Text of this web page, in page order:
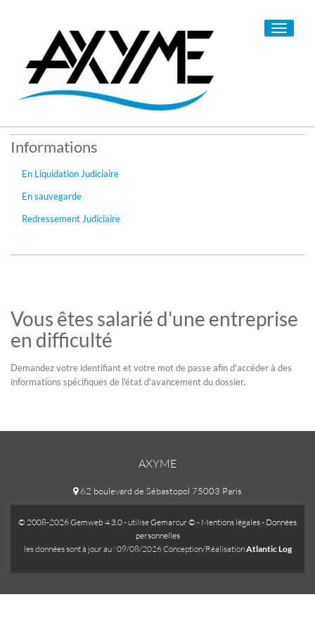
Toggle
Informations
En Liquidation Judiciaire
En sauvegarde
Redressement Judiciaire
Vous êtes salarié d'une entreprise
en difficulté
Demandez votre identifiant et votre mot de passe afin d'accéder à des
informations spécifiques de l'état d'avancement du dossier.
AXYME
62 boulevard de Sébastopol 75003 Paris
© 2008-2026 Gemweb 4.3.0- utiliseGemarcur © - Mentions légales- Données
personnelles
les données sont à jour au : 09/08/2026 Conception/RéalisationAtlantic Log